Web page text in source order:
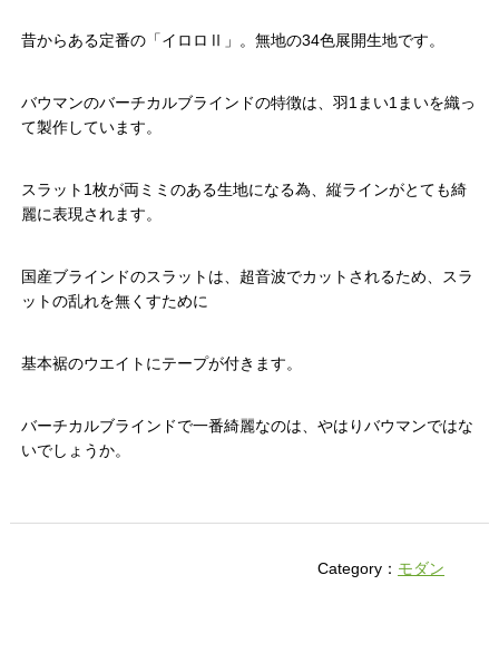
昔からある定番の「イロロⅡ」。無地の34色展開生地です。
バウマンのバーチカルブラインドの特徴は、羽1まい1まいを織っ
て製作しています。
スラット1枚が両ミミのある生地になる為、縦ラインがとても綺
麗に表現されます。
国産ブラインドのスラットは、超音波でカットされるため、スラ
ットの乱れを無くすために
基本裾のウエイトにテープが付きます。
バーチカルブラインドで一番綺麗なのは、やはりバウマンではな
いでしょうか。
Category： モダン